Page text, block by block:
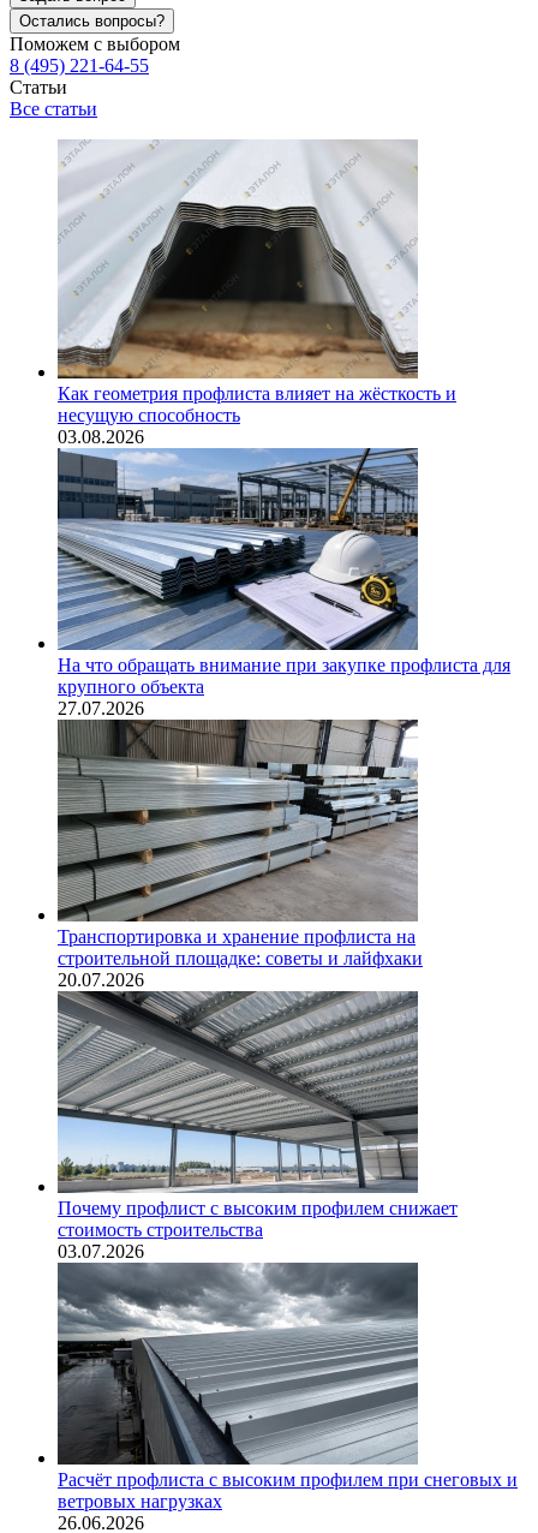
Остались вопросы?
Поможем с выбором
8 (495) 221-64-55
Статьи
Все статьи
Как геометрия профлиста влияет на жёсткость и
несущую способность
03.08.2026
На что обращать внимание при закупке профлиста для
крупного объекта
27.07.2026
Транспортировка и хранение профлиста на
строительной площадке: советы и лайфхаки
20.07.2026
Почему профлист с высоким профилем снижает
стоимость строительства
03.07.2026
Расчёт профлиста с высоким профилем при снеговых и
ветровых нагрузках
26.06.2026